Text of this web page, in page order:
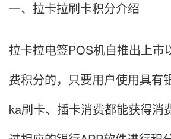
一、拉卡拉刷卡积分介绍
拉卡拉电签POS机自推出上市
费积分的，只要用户使用具有
ka刷卡、插卡消费都能获得消